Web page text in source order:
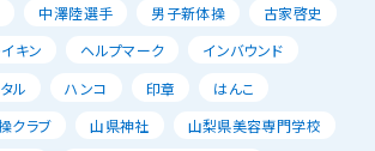
中澤陸選手 男子新体操
古家啓史
キン
ヘルプマーク
インバウンド
ル
ハンコ 印章
はんこ
クラブ
山県神社
山梨県美容専門学校